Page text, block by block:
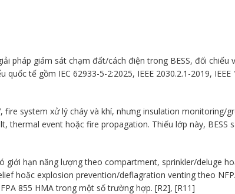
pháp giám sát chạm đất/cách điện trong BESS, đối chiếu
tế gồm IEC 62933-5-2:2025, IEEE 2030.2.1-2019,
fire system xử lý cháy và khí, nhưng insulation
thermal event hoặc fire propagation. Thiếu lớp này,
giới hạn năng lượng theo compartment, sprinkler/deluge
hoặc explosion prevention/deflagration venting theo
855 HMA trong một số trường hợp. [R2], [R11]